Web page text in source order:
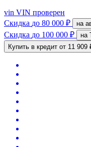
vin VIN проверен
Скидка до 80 000 ₽
Скидка до 100 000 ₽
Купить в кредит от 11 909